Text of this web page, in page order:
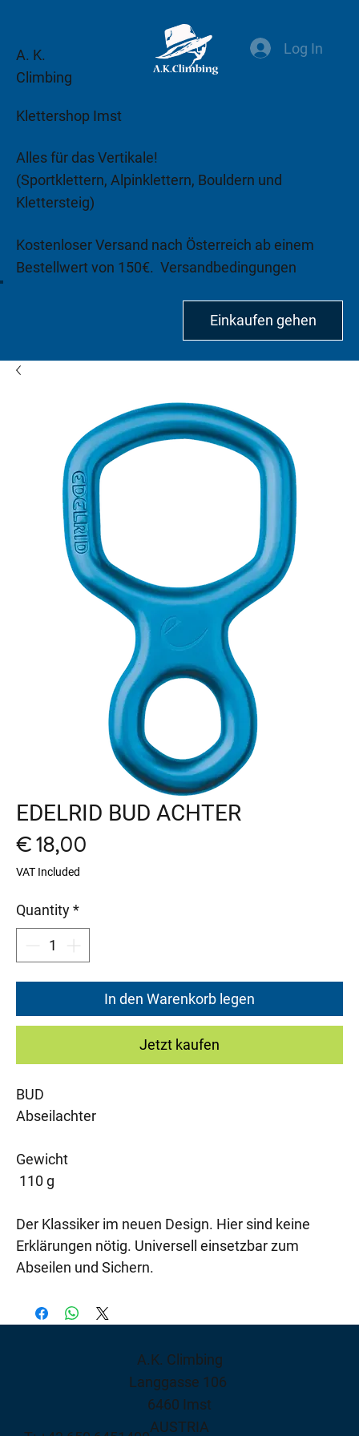
A. K.
Climbing
Klettershop Imst
Alles für das Vertikale!
(Sportklettern, Alpinklettern, Bouldern und
Klettersteig)
Kostenloser Versand nach Österreich ab einem
Bestellwert von 150€. Versandbedingungen
Log In
EDELRID BUD ACHTER
€ 18,00
VAT Included
Quantity*
In den Warenkorb legen
Jetzt kaufen
BUD
Abseilachter
Gewicht
110 g
Der Klassiker im neuen Design. Hier sind keine
Erklärungen nötig. Universell einsetzbar zum
Abseilen und Sichern.
Einkaufen gehen
A.K. Climbing
Langgasse 106
6460 Imst
AUSTRIA